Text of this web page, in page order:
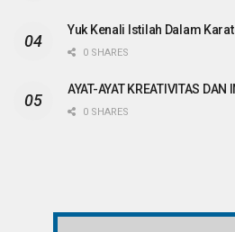
Yuk Kenali Istilah Dalam
0 SHARES
AYAT-AYAT KREATIVITAS DAN
0 SHARES